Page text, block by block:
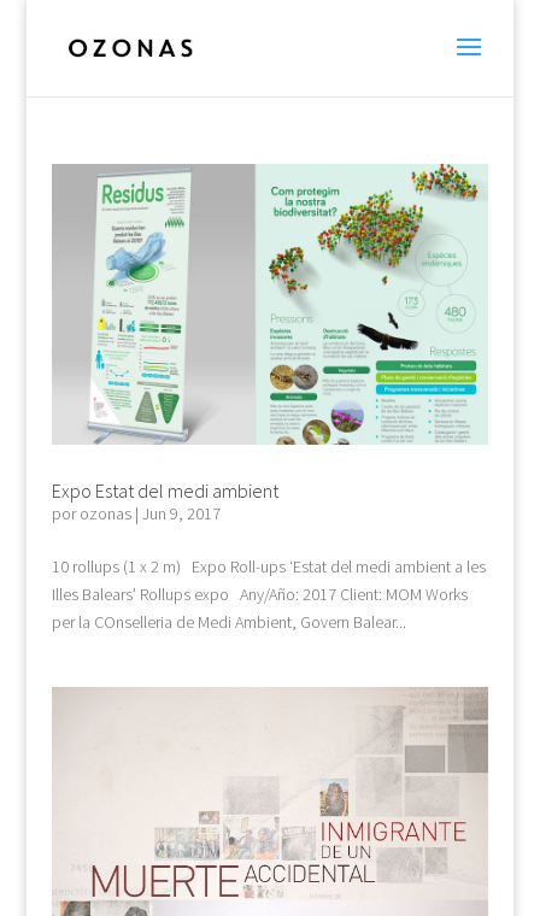
Expo Estat del medi ambient
porozonas| Jun 9, 2017
10 rollups (1 x 2 m) Expo Roll-ups ‘Estat del medi ambient a les
Illes Balears’ Rollups expo Any/Año: 2017 Client: MOM Works
per la COnselleria de Medi Ambient, Govern Balear...